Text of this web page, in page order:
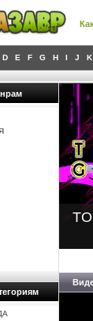
D E F G H I J K